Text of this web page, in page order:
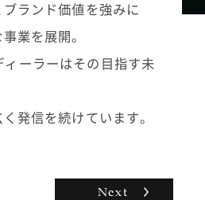
子様などご家族全員の目
、ご家族皆様にご満足い
けています。
このお客様の好みに合い
けに伺い、立ち話ついで
せていただいたり。自分
、インセンティブとして
いく手応えは大きいで
ランド価値を強みに
業を展開。
ィーラーはその目指す未
発信を続けています。
Next